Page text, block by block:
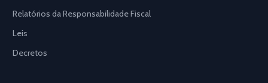
Relatórios da Responsabilidade Fiscal
Leis
Decretos